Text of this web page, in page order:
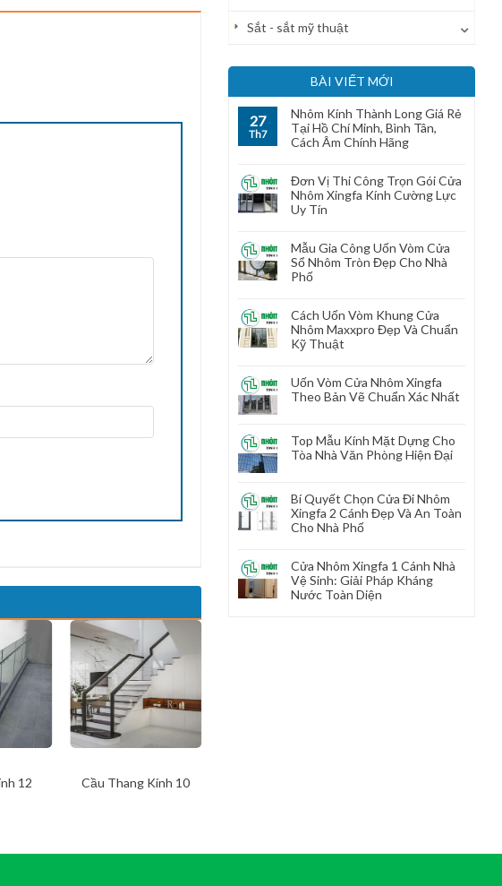
Sắt - sắt mỹ thuật
BÀI VIẾT MỚI
27
Th7
Nhôm Kính Thành Long Giá Rẻ
Tại Hồ Chí Minh, Bình Tân,
Cách Âm Chính Hãng
Đơn Vị Thi Công Trọn Gói Cửa
Nhôm Xingfa Kính Cường Lực
Uy Tín
Mẫu Gia Công Uốn Vòm Cửa
Sổ Nhôm Tròn Đẹp Cho Nhà
Phố
Cách Uốn Vòm Khung Cửa
Nhôm Maxxpro Đẹp Và Chuẩn
Kỹ Thuật
Uốn Vòm Cửa Nhôm Xingfa
Theo Bản Vẽ Chuẩn Xác Nhất
Top Mẫu Kính Mặt Dựng Cho
Tòa Nhà Văn Phòng Hiện Đại
Bí Quyết Chọn Cửa Đi Nhôm
Xingfa 2 Cánh Đẹp Và An Toàn
Cho Nhà Phố
Cửa Nhôm Xingfa 1 Cánh Nhà
Vệ Sinh: Giải Pháp Kháng
Nước Toàn Diện
12 Cầu Thang Kính 10